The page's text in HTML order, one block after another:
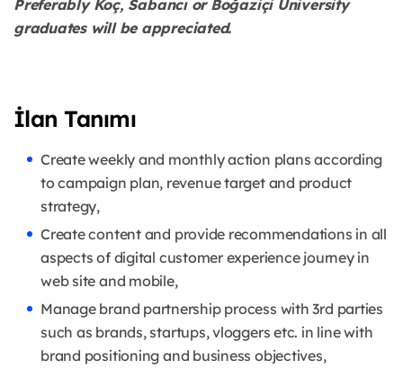
Preferably Koç, Sabancı or Boğaziçi University
graduates will be appreciated.
İlan Tanımı
Create weekly and monthly action plans according
to campaign plan, revenue target and product
strategy,
Create content and provide recommendations in all
aspects of digital customer experience journey in
web site and mobile,
Manage brand partnership process with 3rd parties
such as brands, startups, vloggers etc. in line with
brand positioning and business objectives,